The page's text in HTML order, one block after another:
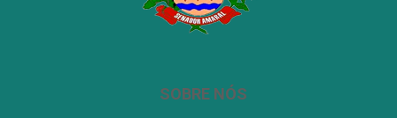
SOBRE NÓS